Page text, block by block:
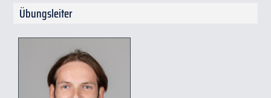
goetz
weisswasser
Übungsleiter